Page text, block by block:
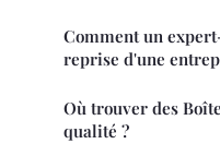
Comment un
reprise d'une
Où trouver des
qualité ?